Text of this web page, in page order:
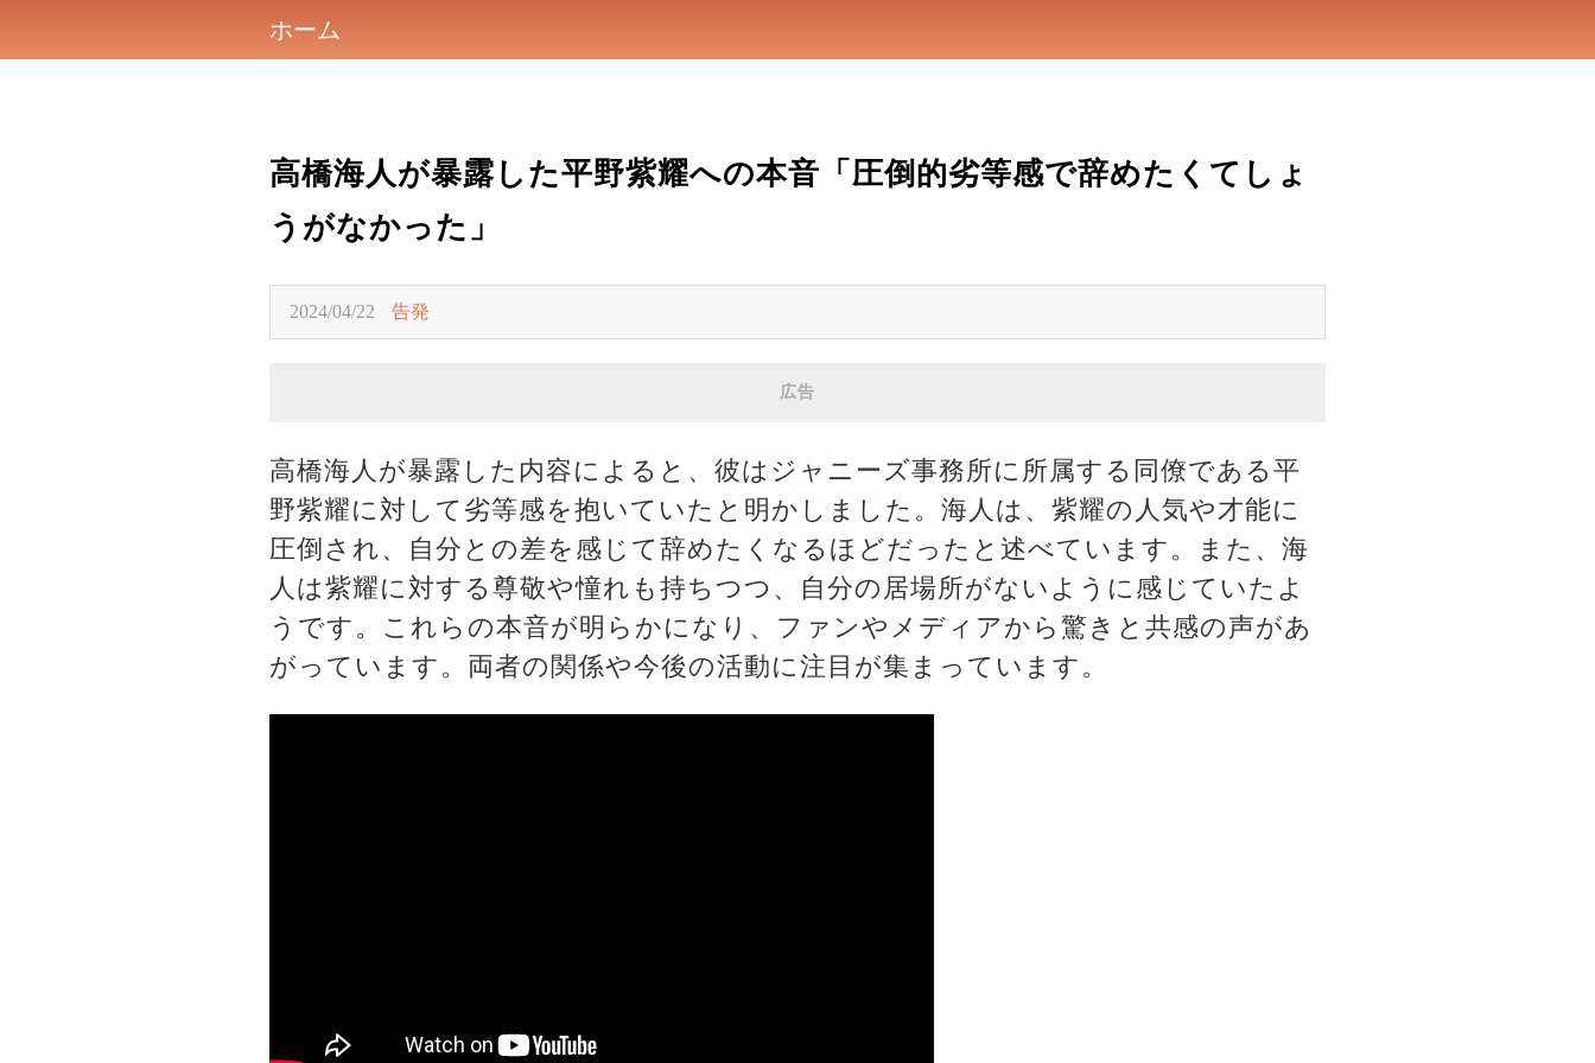
ホーム
高橋海人が暴露した平野紫耀への本音「圧倒的劣等感で辞めたくてしょ
うがなかった」
2024/04/22 告発
広告
高橋海人が暴露した内容によると、彼はジャニーズ事務所に所属する同僚である平
野紫耀に対して劣等感を抱いていたと明かしました。海人は、紫耀の人気や才能に
圧倒され、自分との差を感じて辞めたくなるほどだったと述べています。また、海
人は紫耀に対する尊敬や憧れも持ちつつ、自分の居場所がないように感じていたよ
うです。これらの本音が明らかになり、ファンやメディアから驚きと共感の声があ
がっています。両者の関係や今後の活動に注目が集まっています。